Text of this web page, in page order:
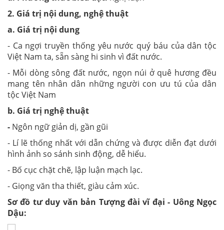
2. Giá trị nội dung, nghệ thuật
a. Giá trị nội dung
- Ca ngợi truyền thống yêu nước quý báu của dân tộc
Việt Nam ta, sẵn sàng hi sinh vì đất nước.
- Mỗi dòng sông đất nước, ngọn núi ở quê hương đều
mang tên nhân dân những người con ưu tú của dân
tộc Việt Nam
b. Giá trị nghệ thuật
- Ngôn ngữ giản dị, gần gũi
- Lí lẽ thống nhất với dẫn chứng và được diễn đạt dưới
hình ảnh so sánh sinh động, dễ hiểu.
- Bố cục chặt chẽ, lập luận mạch lạc.
- Giọng văn tha thiết, giàu cảm xúc.
Sơ đồ tư duy văn bản Tượng đài vĩ đại - Uông Ngọc
Dậu: